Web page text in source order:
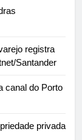
registra
Santander
canal do Porto
privada